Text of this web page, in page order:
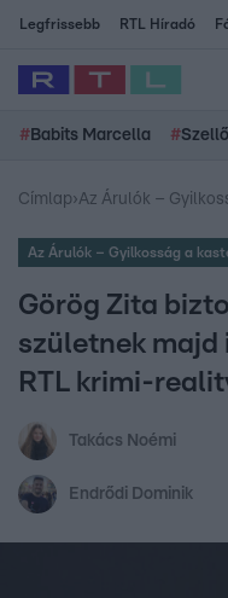
Legfrissebb RTL Híradó
# Babits Marcella #
Címlap›Az Árulók –
Az Árulók – Gyilkosság a
Görög Zita
születnek majd
RTL krimi-
Takács Noémi
Endrődi Dominik